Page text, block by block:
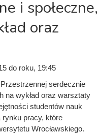
i społeczne,
oraz
do roku, 19:45
serdecznie
na wykład oraz warsztaty
studentów nauk
rynku pracy, które
Wrocławskiego.